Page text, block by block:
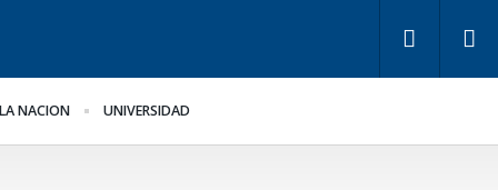
NACION UNIVERSIDAD
por conflicto de
Bianco